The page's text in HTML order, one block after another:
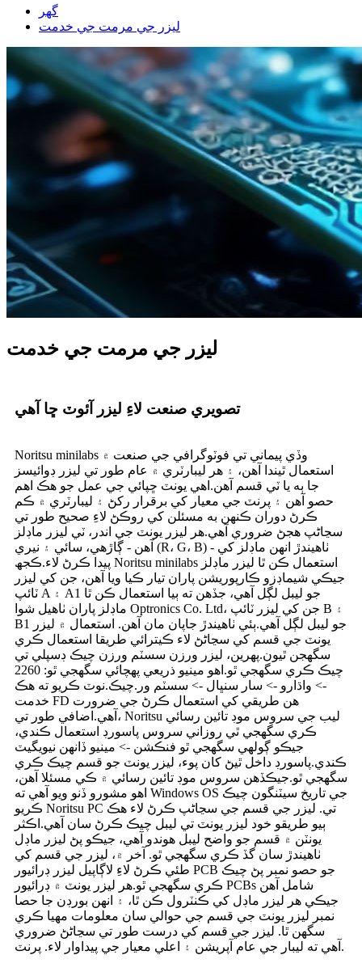
گهر
ليزر جي مرمت جي خدمت
ليزر جي مرمت جي خدمت
تصويري صنعت لاءِ ليزر آئوٽ ڇا آهي
Noritsu minilabs وڏي پيماني تي فوٽوگرافي جي صنعت ۾
استعمال ٿيندا آهن، ۽ هر ليبارٽري ۾ عام طور تي ليزر ڊوائيسز
جا ٻه يا ٽي قسم آهن.اهي يونٽ ڇپائي جي عمل جو هڪ اهم
حصو آهن ۽ پرنٽ جي معيار کي برقرار رکڻ ۽ ليبارٽري ۾ ڪم
ڪرڻ دوران ڪنهن به مسئلن کي روڪڻ لاءِ صحيح طور تي
سڃاڻپ هجڻ ضروري آهي.هر ليزر يونٽ جي اندر، ٽي ليزر ماڊلز
آهن - ڳاڙهي، سائي ۽ نيري (R، G، B) - ٺاهيندڙ انهن ماڊلز کي
پيدا ڪرڻ لاء.ڪجھ Noritsu minilabs استعمال ڪن ٿا ليزر ماڊلز
جيڪي شيماڊزو ڪارپوريشن پاران تيار ڪيا ويا آھن، جن کي ليزر
ٽائپ A ۽ A1 جو ليبل لڳل آھي، جڏھن ته ٻيا استعمال ڪن ٿا
ماڊلز پاران ٺاھيل شوا Optronics Co. Ltd، جن کي ليزر ٽائپ B ۽
B1 جو ليبل لڳل آھي.ٻئي ٺاهيندڙ جاپان مان آهن. استعمال ۾ ليزر
يونٽ جي قسم کي سڃاڻڻ لاء ڪيترائي طريقا استعمال ڪري
سگهجن ٿيون.پهرين، ليزر ورزن سسٽم ورزن چيڪ ڊسپلي تي
چيڪ ڪري سگھجي ٿو.اهو مينيو ذريعي پهچائي سگھجي ٿو: 2260
-> واڌارو -> سار سنڀال -> سسٽم ور.چيڪ.نوٽ ڪريو ته هڪ
خدمت FD هن طريقي کي استعمال ڪرڻ جي ضرورت
آهي.اضافي طور تي، Noritsu ليب جي سروس موڊ تائين رسائي
ڪري سگهجي ٿي روزاني سروس پاسورڊ استعمال ڪندي،
جيڪو ڳولهي سگهجي ٿو فنڪشن -> مينيو ڏانهن نيويگيٽ
ڪندي.پاسورڊ داخل ٿيڻ کان پوء، ليزر يونٽ جو قسم چيڪ ڪري
سگھجي ٿو.جيڪڏهن سروس موڊ تائين رسائي ۾ ڪي مسئلا آهن،
اهو مشورو ڏنو ويو آهي ته Windows OS جي تاريخ سيٽنگون چيڪ
ڪريو Noritsu PC تي. ليزر جي قسم جي سڃاڻپ ڪرڻ لاء هڪ
ٻيو طريقو خود ليزر يونٽ تي ليبل چيڪ ڪرڻ سان آهي.اڪثر
يونٽن ۾ قسم جو واضح ليبل هوندو آهي، جيڪو پڻ ليزر ماڊل
ٺاهيندڙ سان گڏ ڪري سگهجي ٿو. آخر ۾، ليزر جي قسم کي
طئي ڪرڻ لاءِ لاڳاپيل ليزر ڊرائيور PCB جو حصو نمبر پڻ چيڪ
ڪري سگهجي ٿو.هر ليزر يونٽ ۾ ڊرائيور PCBs شامل آهن
جيڪي هر ليزر ماڊل کي ڪنٽرول ڪن ٿا، ۽ انهن بورڊن جا حصا
نمبر ليزر يونٽ جي قسم جي حوالي سان معلومات مهيا ڪري
سگھن ٿا. ليزر جي قسم کي درست طور تي سڃاڻڻ ضروري
آهي ته ليبار جي عام آپريشن ۽ اعلي معيار جي پيداوار لاء. پرنٽ.